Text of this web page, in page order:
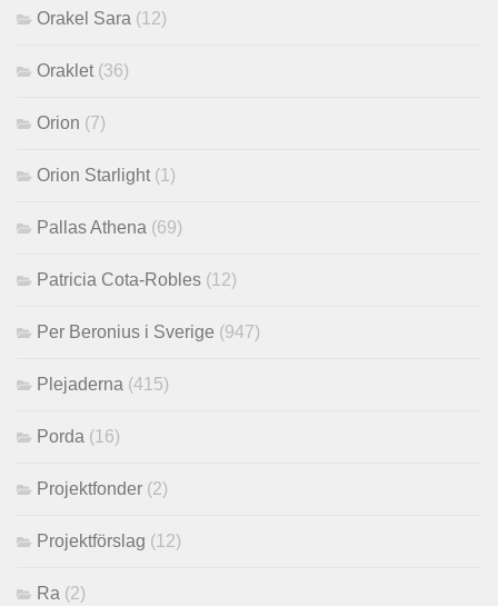
Orakel Sara (12)
Oraklet (36)
Orion (7)
Orion Starlight (1)
Pallas Athena (69)
Patricia Cota-Robles (12)
Per Beronius i Sverige (947)
Plejaderna (415)
Porda (16)
Projektfonder (2)
Projektförslag (12)
Ra (2)